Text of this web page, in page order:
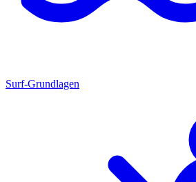
Surf-Grundlagen